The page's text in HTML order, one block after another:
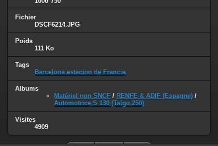
Fichier
DSCF6214.JPG
Poids
111 Ko
Tags
Barcelona estacion de Francia
Albums
Matériel non SNCF / RENFE & ADIF (Espagne) /
Automotrice S 130 (Talgo 250)
Visites
4909